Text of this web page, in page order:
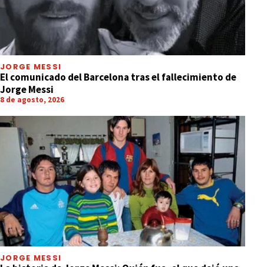
JORGE MESSI
El comunicado del Barcelona tras el fallecimiento de
Jorge Messi
8 de agosto, 2026
JORGE MESSI